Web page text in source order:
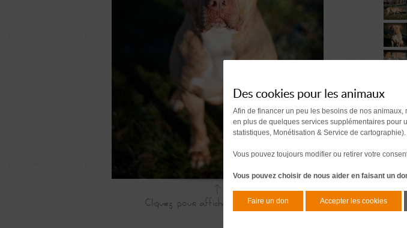
Des cookies pour les animaux
Afin de financer un peu les besoins de nos
en plus de quelques services supplémentaires pour
statistiques, Monétisation & Service de cartographie).
Vous pouvez toujours modifier ou retirer votre
Vous pouvez choisir de nous aider en faisant un
Faire un don Accepter les cookies